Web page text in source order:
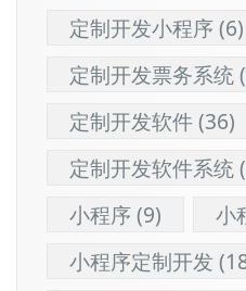
定制开发小程序(6)
定制开发票务系统
定制开发软件(36)
定制开发软件系统
小程序(9) 小
小程序定制开发